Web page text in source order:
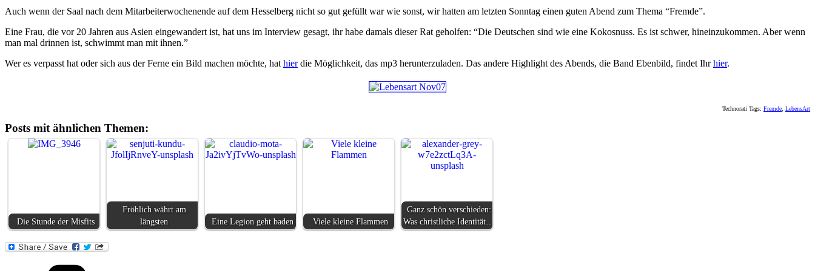
Auch wenn der Saal nach dem Mitarbeiterwochenende auf dem Hesselberg nicht so gut gefüllt war wie sonst, wir hatten am letzten Sonntag einen guten Abend zum Thema “Fremde”.
Eine Frau, die vor 20 Jahren aus Asien eingewandert ist, hat uns im Interview gesagt, ihr habe damals dieser Rat geholfen: “Die Deutschen sind wie eine Kokosnuss. Es ist schwer, hineinzukommen. Aber wenn
man mal drinnen ist, schwimmt man mit ihnen.”
Wer es verpasst hat oder sich aus der Ferne ein Bild machen möchte, hat hierdie Möglichkeit, das mp3 herunterzuladen. Das andere Highlight des Abends, die Band Ebenbild, findet Ihrhier.
Technorati Tags: Fremde LebensArt
Posts mit ähnlichen Themen:
Die Stunde der Misfits
Fröhlich währt am
längsten
Eine Legion geht baden Viele kleine Flammen
Ganz schön verschieden:
Was christliche Identität…